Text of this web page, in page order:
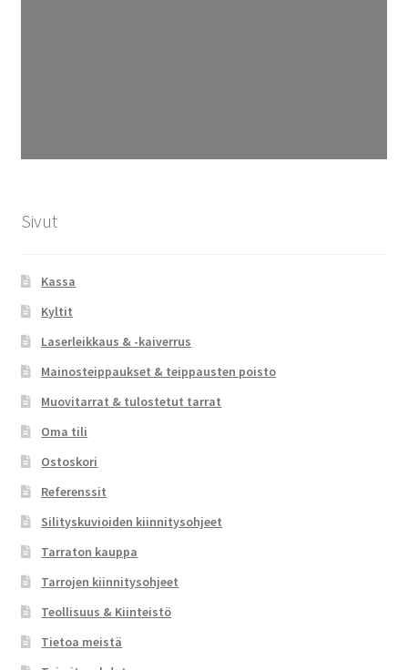
Sivut
Kassa
Kyltit
Laserleikkaus & -kaiverrus
Mainosteippaukset & teippausten poisto
Muovitarrat & tulostetut tarrat
Oma tili
Ostoskori
Referenssit
Silityskuvioiden kiinnitysohjeet
Tarraton kauppa
Tarrojen kiinnitysohjeet
Teollisuus & Kiinteistö
Tietoa meistä